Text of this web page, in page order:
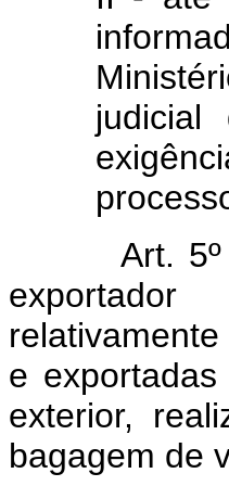
judicial
Art.
e
exterior,
bagagem de